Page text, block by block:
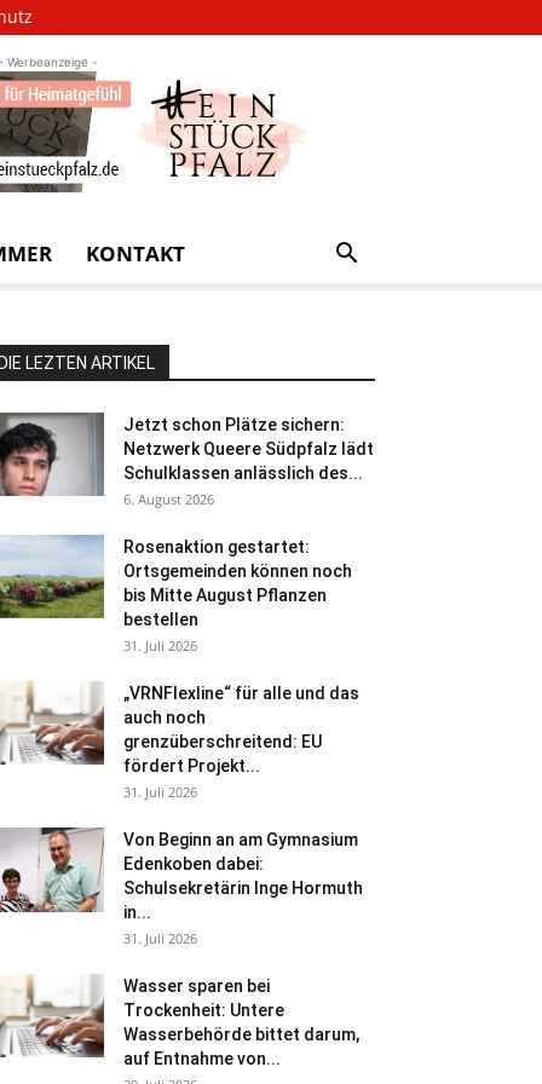
Werbeanzeige -
KONTAKT
DIE LEZTEN ARTIKEL
Jetzt schon Plätze sichern:
Netzwerk Queere Südpfalz lädt
Schulklassen anlässlich des...
6. August 2026
Rosenaktion gestartet:
Ortsgemeinden können noch
bis Mitte August Pflanzen
bestellen
31. Juli 2026
„VRNFlexline“ für alle und das
auch noch
grenzüberschreitend: EU
fördert Projekt...
31. Juli 2026
Von Beginn an am Gymnasium
Edenkoben dabei:
Schulsekretärin Inge Hormuth
in...
31. Juli 2026
Wasser sparen bei
Trockenheit: Untere
Wasserbehörde bittet darum,
auf Entnahme von...